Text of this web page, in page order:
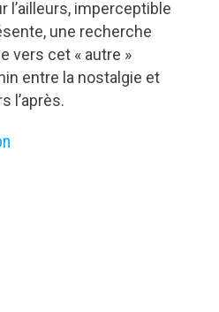
l’ailleurs, imperceptible
une recherche
vers cet « autre »
entre la nostalgie et
l’après.